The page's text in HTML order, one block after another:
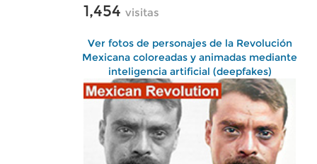
1,454 visitas
Ver fotos de personajes de la Revolución
Mexicana coloreadas y animadas mediante
inteligencia artificial (deepfakes)